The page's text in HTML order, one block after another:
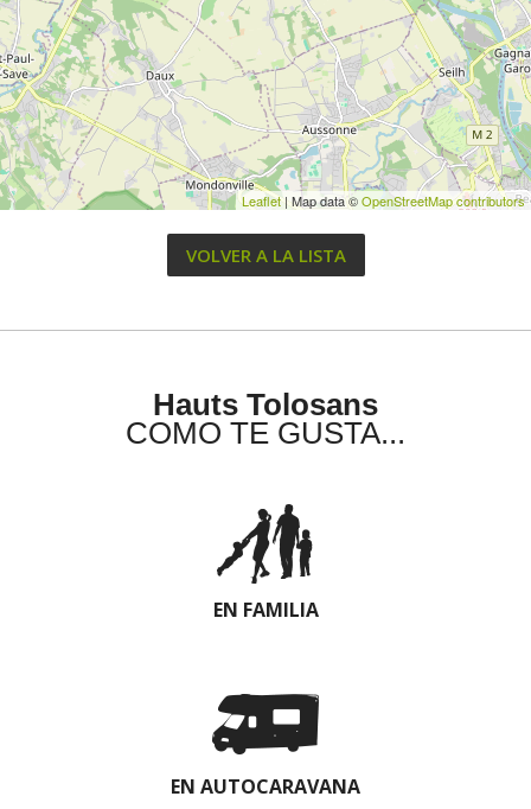
Leaflet| Map data ©OpenStreetMap contributors
VOLVER A LA LISTA
Hauts Tolosans
COMO TE GUSTA...
EN FAMILIA
EN AUTOCARAVANA